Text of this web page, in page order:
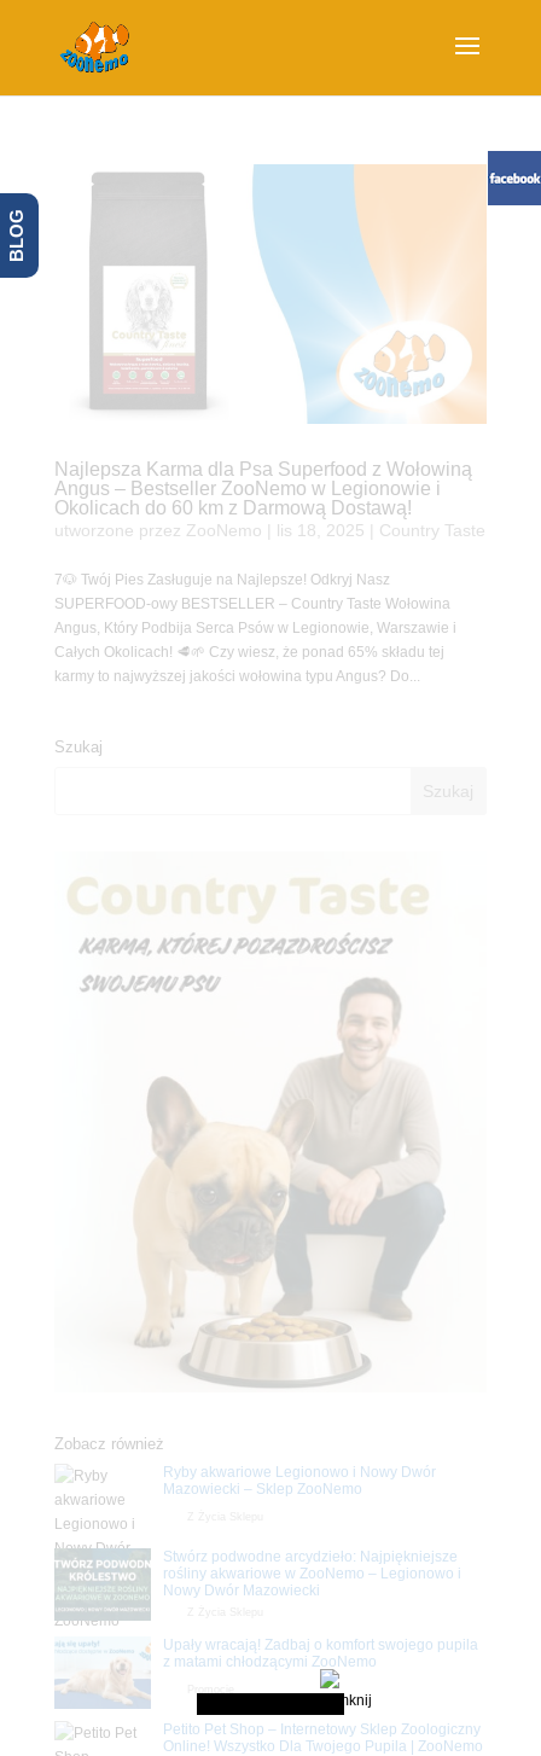
Najlepsza Karma dla Psa Superfood z Wołowiną
Angus – Bestseller ZooNemo w Legionowie i
Okolicach do 60 km z Darmową Dostawą!
utworzone przez ZooNemo lis 18, 2025 Country Taste
7🐶 Twój Pies Zasługuje na Najlepsze! Odkryj Nasz
SUPERFOOD-owy BESTSELLER – Country Taste Wołowina
Angus, Który Podbija Serca Psów w Legionowie, Warszawie i
Całych Okolicach! 🥩🌱 Czy wiesz, że ponad 65% składu tej
karmy to najwyższej jakości wołowina typu Angus? Do...
Szukaj
Zobacz również
Ryby akwariowe Legionowo i Nowy Dwór
Mazowiecki – Sklep ZooNemo
Stwórz podwodne arcydzieło: Najpiękniejsze
rośliny akwariowe w ZooNemo – Legionowo i
Nowy Dwór Mazowiecki
Upały wracają! Zadbaj o komfort swojego pupila
z matami chłodzącymi ZooNemo
Petito Pet Shop – Internetowy Sklep Zoologiczny
Online! Wszystko Dla Twojego Pupila | ZooNemo
BLOG